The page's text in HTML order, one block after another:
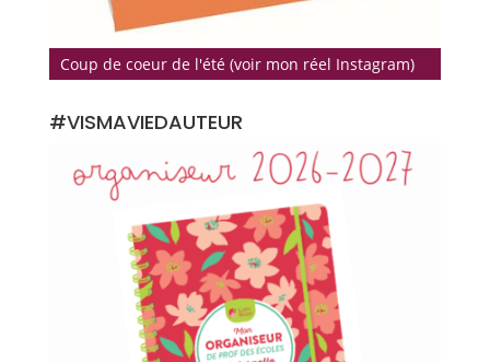
Coup de coeur de l'été (voir mon réel Instagram)
#VISMAVIEDAUTEUR